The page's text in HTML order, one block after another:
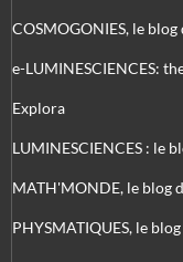
COSMOGONIES, le
e-LUMINESCIENCES:
Explora
LUMINESCIENCES : le
MATH'MONDE, le blog
PHYSMATIQUES, le